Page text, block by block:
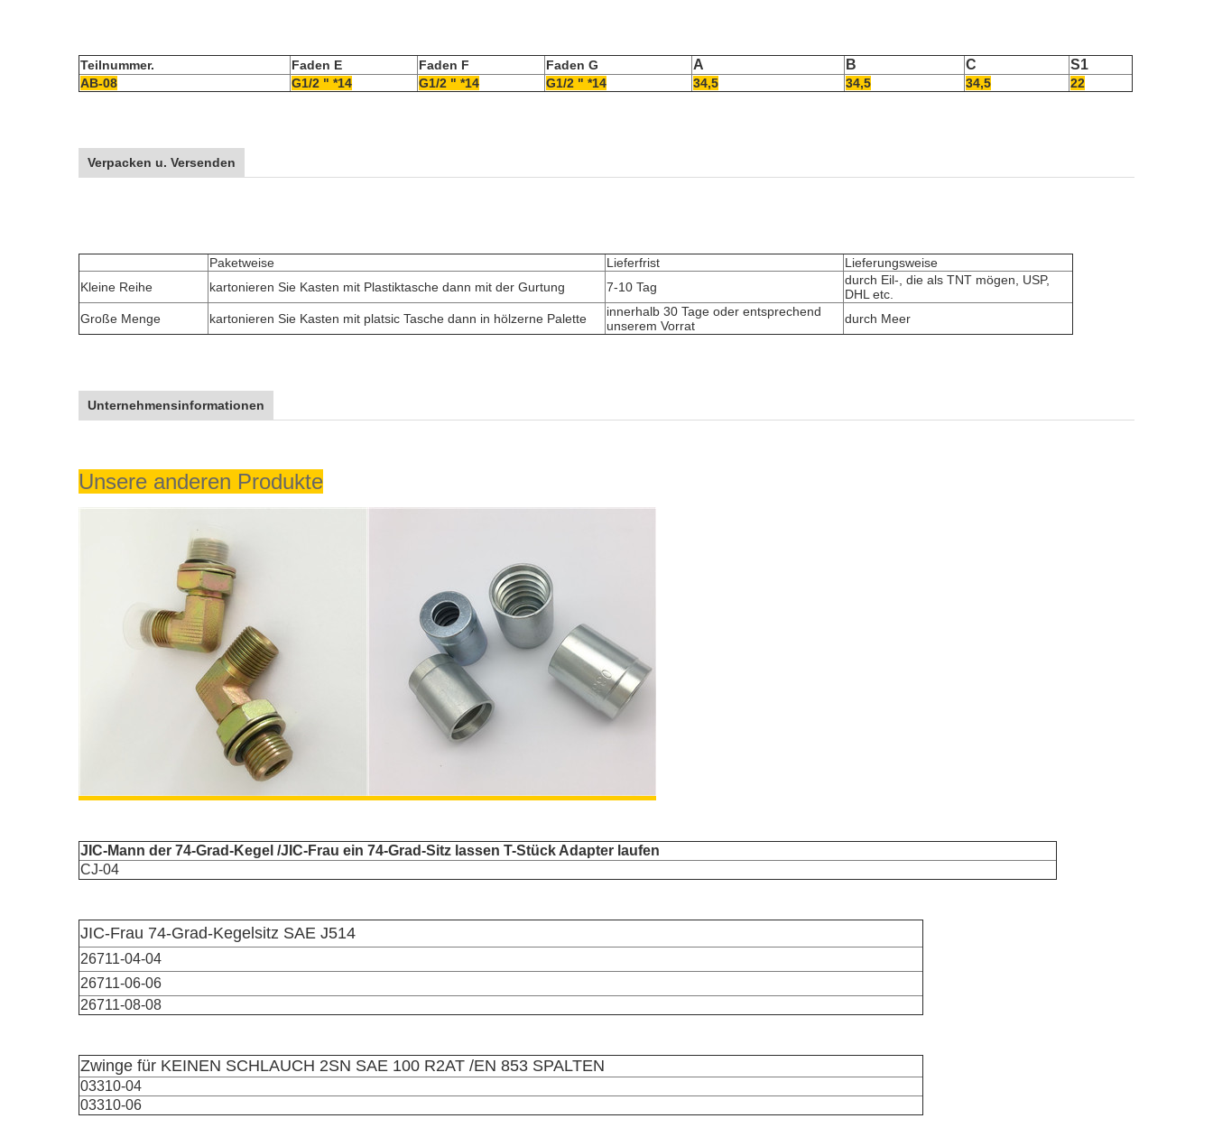
Teilnummer. Faden E Faden F Faden G A B C S1
AB-08 G1/2 " *14 G1/2 " *14 G1/2 " *14 34,5 34,5 34,5 22
Verpacken u. Versenden
Paketweise Lieferfrist
Lieferungsweise
Kleine Reihe
kartonieren Sie Kasten mit Plastiktasche dann mit der Gurtung 7-10 Tag
durch Eil-, die als TNT mögen, USP,
DHL etc.
Große Menge
kartonieren Sie Kasten mit platsic Tasche dann in hölzerne Palette
innerhalb 30 Tage oder entsprechend
unserem Vorrat
durch Meer
Unternehmensinformationen
Unsere anderen Produkte
JIC-Mann der 74-Grad-Kegel /JIC-Frau ein 74-Grad-Sitz lassen T-Stück Adapter laufen
CJ-04
JIC-Frau 74-Grad-Kegelsitz SAE J514
26711-04-04
26711-06-06
26711-08-08
Zwinge für KEINEN SCHLAUCH 2SN SAE 100 R2AT /EN 853 SPALTEN
03310-04
03310-06